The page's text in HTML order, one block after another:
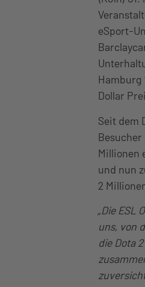
eSport-
Hamburg
Dollar
Seit dem
Millionen
und nun
2
„Die
uns, von
die Dota